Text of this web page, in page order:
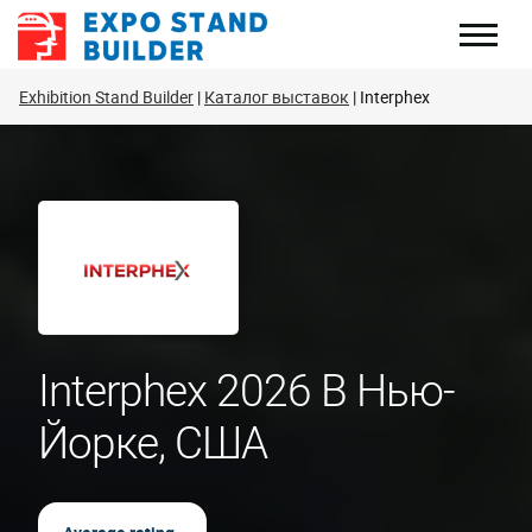
Перейти
Exhibition Stand Builder Каталог выставок Interphex
Interphex 2026 В Нью-
Йорке, США